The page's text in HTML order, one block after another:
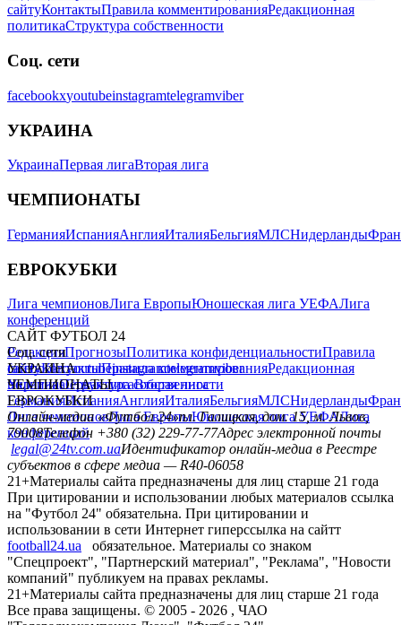
сайтуКонтактыПравила комментированияРедакционная
политикаСтруктура собственности
Соц. сети
facebookxyoutubeinstagramtelegramviber
УКРАИНА
УкраинаПервая лигаВторая лига
ЧЕМПИОНАТЫ
ГерманияИспанияАнглияИталияБельгияМЛСНидерланды
ЕВРОКУБКИ
Лига чемпионовЛига ЕвропыЮношеская лига УЕФАЛига
конференций
САЙТ ФУТБОЛ 24
РедакцияПрогнозыПолитика конфиденциальностиПравила
сайтуКонтактыПравила комментированияРедакционная
политикаСтруктура собственности
Соц. сети
facebookxyoutubeinstagramtelegramviber
УКРАИНА
УкраинаПервая лигаВторая лига
ЧЕМПИОНАТЫ
ГерманияИспанияАнглияИталияБельгияМЛСНидерланды
ЕВРОКУБКИ
Лига чемпионовЛига ЕвропыЮношеская лига УЕФАЛига
конференций
Онлайн-медиа «Футбол 24»пл. Галицкая, дом. 15, м. Львов,
79008Телефон +380 (32) 229-77-77Адрес электронной почты
legal@24tv.com.uaИдентификатор онлайн-медиа в Реестре
субъектов в сфере медиа — R40-06058
21+Материалы сайта предназначены для лиц старше 21 года
При цитировании и использовании любых материалов ссылка
на "Футбол 24" обязательна. При цитировании и
использовании в сети Интернет гиперссылка на сайтт
football24.ua
обязательное. Материалы со знаком
"Спецпроект", "Партнерский материал", "Реклама", "Новости
компаний" публикуем на правах рекламы.
21+Материалы сайта предназначены для лиц старше 21 года
Все права защищены. © 2005 - 2026 , ЧАО